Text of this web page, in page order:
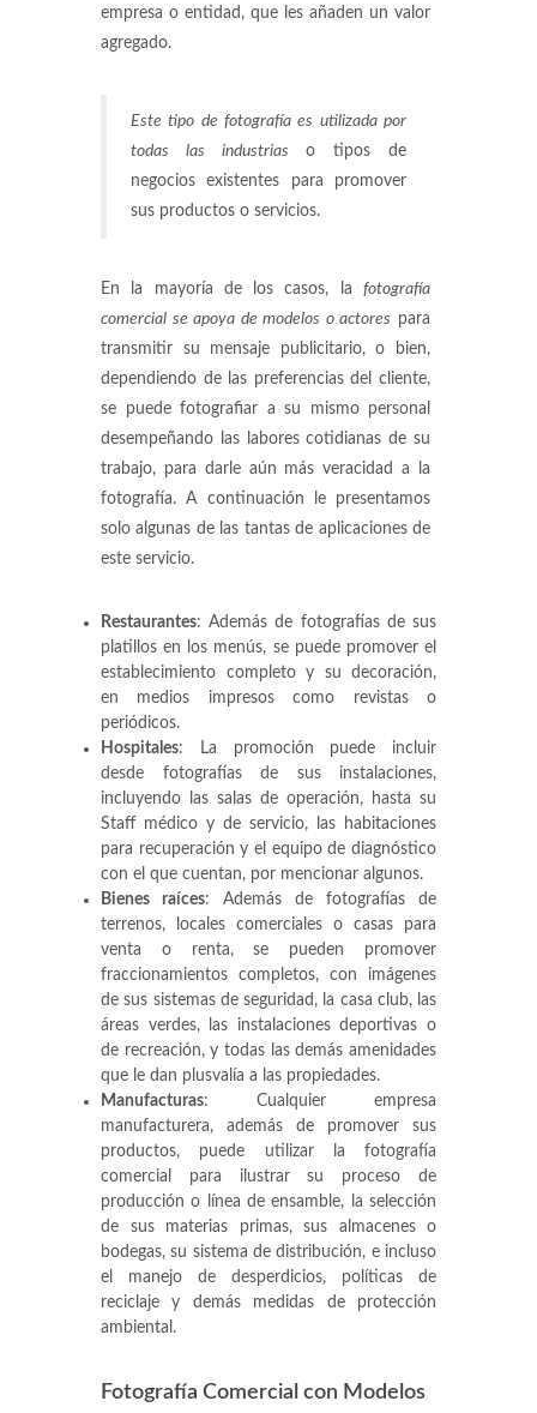
empresa o entidad, que les añaden un valor
agregado.
Este tipo de fotografía es utilizada por
todas las industrias o tipos de
negocios existentes para promover
sus productos o servicios.
En la mayoría de los casos, la fotografía
comercial se apoya de modelos o actores para
transmitir su mensaje publicitario, o bien,
dependiendo de las preferencias del cliente,
se puede fotografiar a su mismo personal
desempeñando las labores cotidianas de su
trabajo, para darle aún más veracidad a la
fotografía. A continuación le presentamos
solo algunas de las tantas de aplicaciones de
este servicio.
Restaurantes: Además de fotografías de sus
platillos en los menús, se puede promover el
establecimiento completo y su decoración,
en medios impresos como revistas o
periódicos.
Hospitales: La promoción puede incluir
desde fotografías de sus instalaciones,
incluyendo las salas de operación, hasta su
Staff médico y de servicio, las habitaciones
para recuperación y el equipo de diagnóstico
con el que cuentan, por mencionar algunos.
Bienes raíces: Además de fotografías de
terrenos, locales comerciales o casas para
venta o renta, se pueden promover
fraccionamientos completos, con imágenes
de sus sistemas de seguridad, la casa club, las
áreas verdes, las instalaciones deportivas o
de recreación, y todas las demás amenidades
que le dan plusvalía a las propiedades.
Manufacturas: Cualquier empresa
manufacturera, además de promover sus
productos, puede utilizar la fotografía
comercial para ilustrar su proceso de
producción o línea de ensamble, la selección
de sus materias primas, sus almacenes o
bodegas, su sistema de distribución, e incluso
el manejo de desperdicios, políticas de
reciclaje y demás medidas de protección
ambiental.
Fotografía Comercial con Modelos